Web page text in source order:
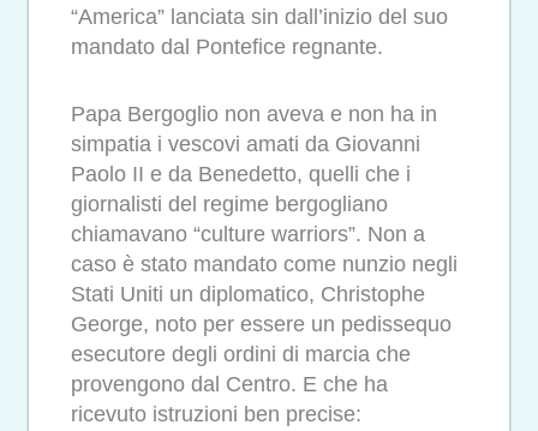
“America” lanciata sin dall’inizio del suo
mandato dal Pontefice regnante.
Papa Bergoglio non aveva e non ha in
simpatia i vescovi amati da Giovanni
Paolo II e da Benedetto, quelli che i
giornalisti del regime bergogliano
chiamavano “culture warriors”. Non a
caso è stato mandato come nunzio negli
Stati Uniti un diplomatico, Christophe
George, noto per essere un pedissequo
esecutore degli ordini di marcia che
provengono dal Centro. E che ha
ricevuto istruzioni ben precise: